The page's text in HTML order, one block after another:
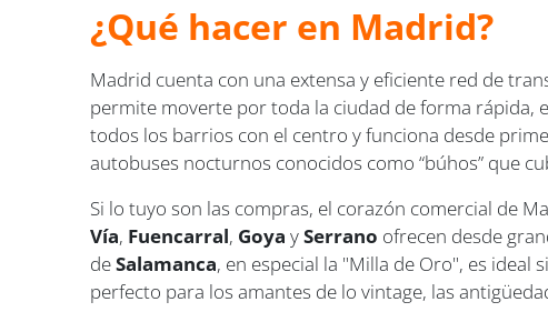
¿Qué hacer en Madrid?
Madrid cuenta con una extensa y eficiente red de
permite moverte por toda la ciudad de forma rápida,
todos los barrios con el centro y funciona desde
autobuses nocturnos conocidos como “búhos” que
Si lo tuyo son las compras, el corazón comercial de
Vía, Fuencarral, Goya ySerrano ofrecen desde
deSalamanca, en especial la "Milla de Oro", es ideal
perfecto para los amantes de lo vintage, las